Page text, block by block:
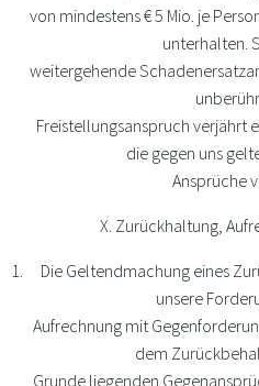
von mindestens € 5 Mio. je
unterhalten.
weitergehende
Freistellungsanspruch verjährt
die gegen uns
Ansprüche
X. Zurückhaltung,
Die Geltendmachung eines
unsere
Aufrechnung mit
dem
Grunde liegenden